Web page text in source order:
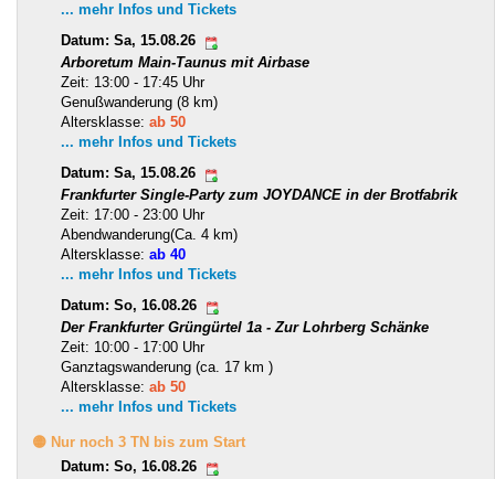
... mehr Infos und Tickets
Datum: Sa, 15.08.26
Arboretum Main-Taunus mit Airbase
Zeit: 13:00 - 17:45 Uhr
Genußwanderung (8 km)
Altersklasse: ab 50
... mehr Infos und Tickets
Datum: Sa, 15.08.26
Frankfurter Single-Party zum JOYDANCE in der Brotfabrik
Zeit: 17:00 - 23:00 Uhr
Abendwanderung(Ca. 4 km)
Altersklasse: ab 40
... mehr Infos und Tickets
Datum: So, 16.08.26
Der Frankfurter Grüngürtel 1a - Zur Lohrberg Schänke
Zeit: 10:00 - 17:00 Uhr
Ganztagswanderung (ca. 17 km )
Altersklasse: ab 50
... mehr Infos und Tickets
🟡 Nur noch 3 TN bis zum Start
Datum: So, 16.08.26